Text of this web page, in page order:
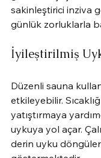
sakinleştirici inziva
günlük zorluklarla
İyileştirilmiş
Düzenli sauna
etkileyebilir.
yatıştırmaya
uykuya yol açar.
derin uyku döngüleri